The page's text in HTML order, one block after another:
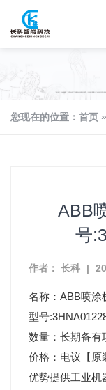
您现在的位置： 首页 »
ABB
号
作者： 长科 |
名称：ABB喷
型号
数量：长期备有
价格：电议【原
优势提供工业机